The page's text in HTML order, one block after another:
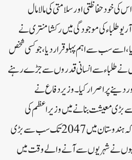
حفاظتی اور سلامتی کی مالا مال
یو طلباء کی موجودگی میں رکشا منتری نے
، اسے سب سے اہم پہلو قرار دیا ، جو کسی شخص
نے طلباء سے انسانی قدروں سے جڑے رہنے
دینے پر اصرار کیا۔ وزیر دفاع نے
بڑی معیشت بنانے میں وزیر اعظم کی
قیادت کی ستائش کرتے ہوئے کہا کہ ہندوستان میں 2047تک سب سے بڑی
نے شہریوں سے آنے والے وقت میں